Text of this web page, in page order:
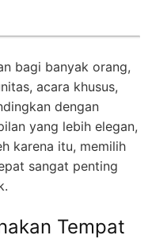
bagi banyak orang,
acara khusus,
dengan
yang lebih elegan,
karena itu, memilih
sangat penting
Tempat